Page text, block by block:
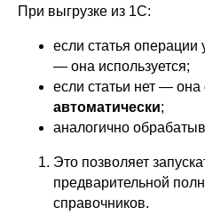
При выгрузке из 1С:
если статья операции
— она используется;
если статьи нет — она
автоматически;
аналогично
Это позволяет
предварительной
справочников.